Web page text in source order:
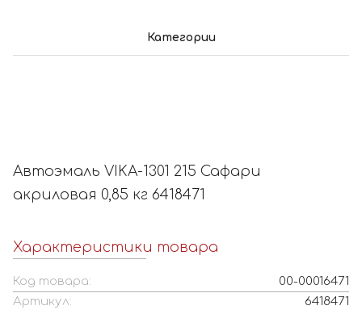
Категории
Автоэмаль VIKA-1301 215 Сафари
акриловая 0,85 кг 6418471
Характеристики товара
Код товара:
00-00016471
Артикул:
6418471